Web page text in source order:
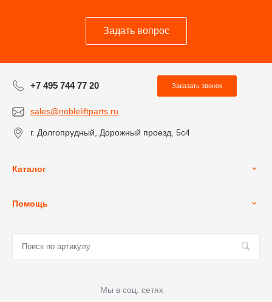
Задать вопрос
+7 495 744 77 20 Заказать звонок
sales@nobleliftparts.ru
г. Долгопрудный, Дорожный проезд, 5с4
Каталог
Помощь
Мы в соц. сетях